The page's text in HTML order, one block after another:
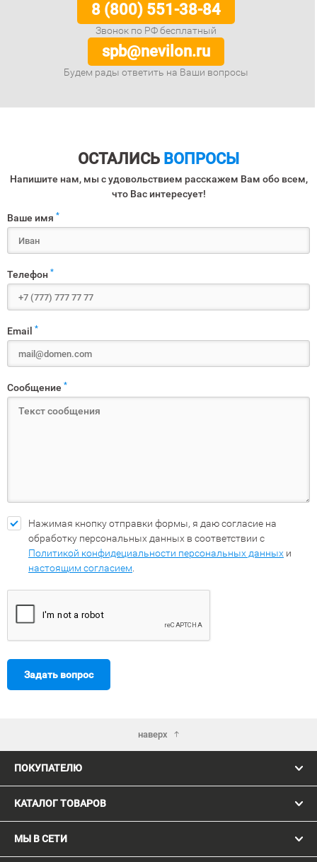
8 (800) 551-38-84
Звонок по РФ бесплатный
spb@nevilon.ru
Будем рады ответить на Ваши вопросы
ОСТАЛИСЬ ВОПРОСЫ
Напишите нам, мы с удовольствием расскажем Вам обо всем,
что Вас интересует!
Ваше имя *
Телефон *
Email *
Сообщение *
Нажимая кнопку отправки формы, я даю согласие на
обработку персональных данных в соответствии с
Политикой конфидециальности персональных данных и
настоящим согласием
Задать вопрос
наверх
ПОКУПАТЕЛЮ
КАТАЛОГ ТОВАРОВ
МЫ В СЕТИ